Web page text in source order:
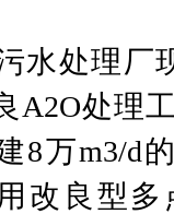
水处理厂
A2O处理
8万m3/d
改良型多